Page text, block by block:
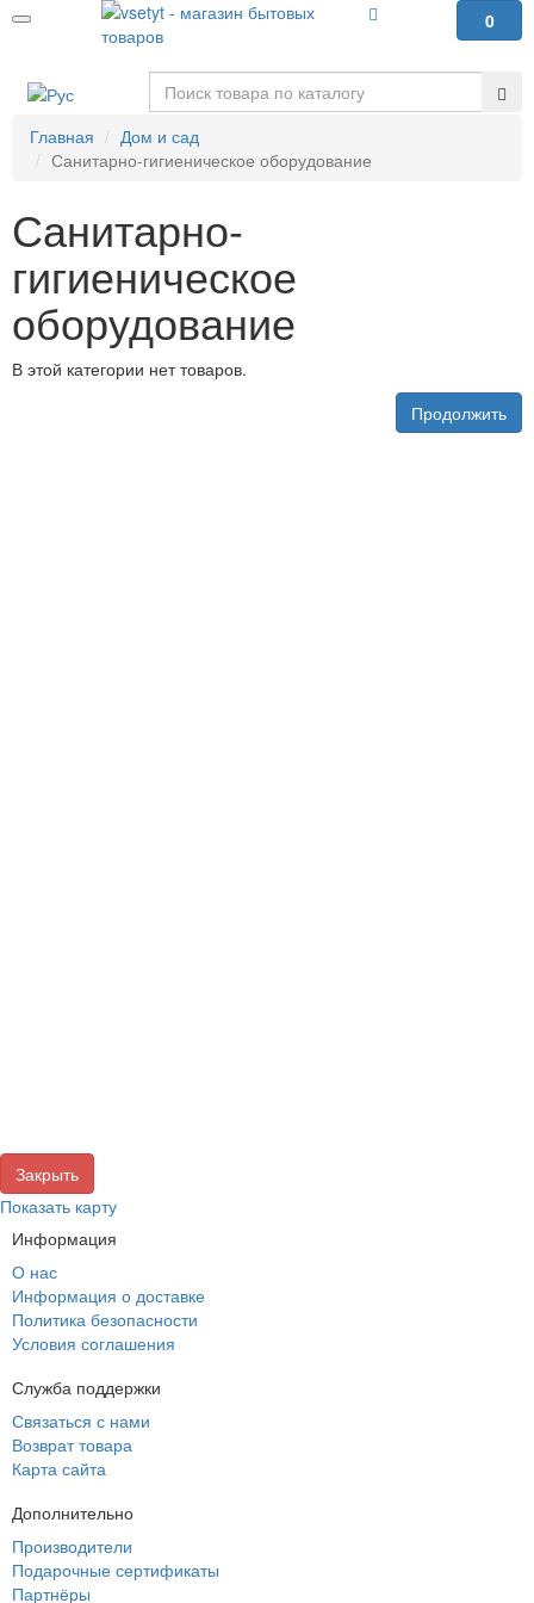
0
Главная
Дом и сад
Санитарно-гигиеническое оборудование
Санитарно-
гигиеническое
оборудование
В этой категории нет товаров.
Продолжить
Закрыть
Показать карту
Информация
О нас
Информация о доставке
Политика безопасности
Условия соглашения
Служба поддержки
Связаться с нами
Возврат товара
Карта сайта
Дополнительно
Производители
Подарочные сертификаты
Партнёры